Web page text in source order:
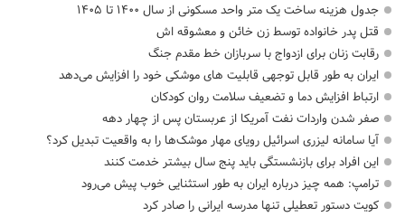
جدول هزینه ساخت یک متر واحد مسکونی از سال ۱۴۰۰ تا ۱۴۰۵
قتل پدر خانواده توسط زن خائن و معشوقه اش
رقابت زنان برای ازدواج با سربازان خط مقدم جنگ
ایران به طور قابل توجهی قابلیت های موشکی خود را افزایش می‌دهد
ارتباط افزایش دما و تضعیف سلامت روان کودکان
صفر شدن واردات نفت آمریکا از عربستان پس از چهار دهه
آیا سامانه لیزری اسرائیل رویای مهار موشک‌ها را به واقعیت تبدیل کرد؟
این افراد برای بازنشستگی باید پنج سال بیشتر خدمت کنند
ترامپ: همه چیز درباره ایران به طور استثنایی خوب پیش می‌رود
کویت دستور تعطیلی تنها مدرسه ایرانی را صادر کرد